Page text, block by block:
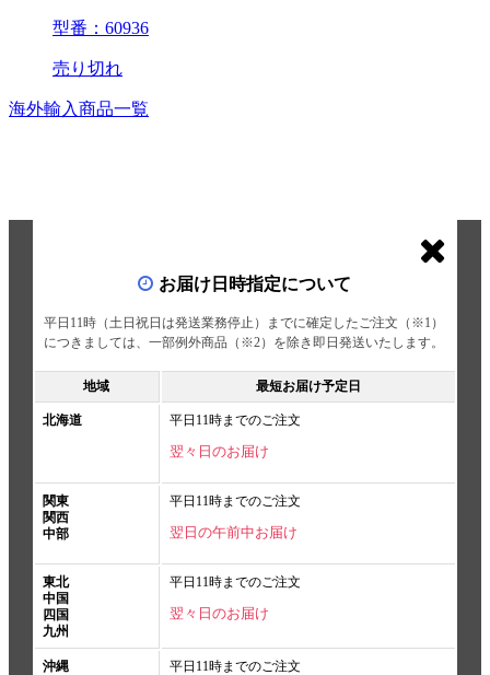
型番：60936
売り切れ
海外輸入商品一覧
お届け日時指定について
平日11時（土日祝日は発送業務停止）までに確定したご注文（※1）
につきましては、一部例外商品（※2）を除き即日発送いたします。
地域 最短お届け予定日
北海道 平日11時までのご注文
翌々日のお届け
関東
関西
中部
平日11時までのご注文
翌日の午前中お届け
東北
中国
四国
九州
平日11時までのご注文
翌々日のお届け
沖縄 平日11時までのご注文